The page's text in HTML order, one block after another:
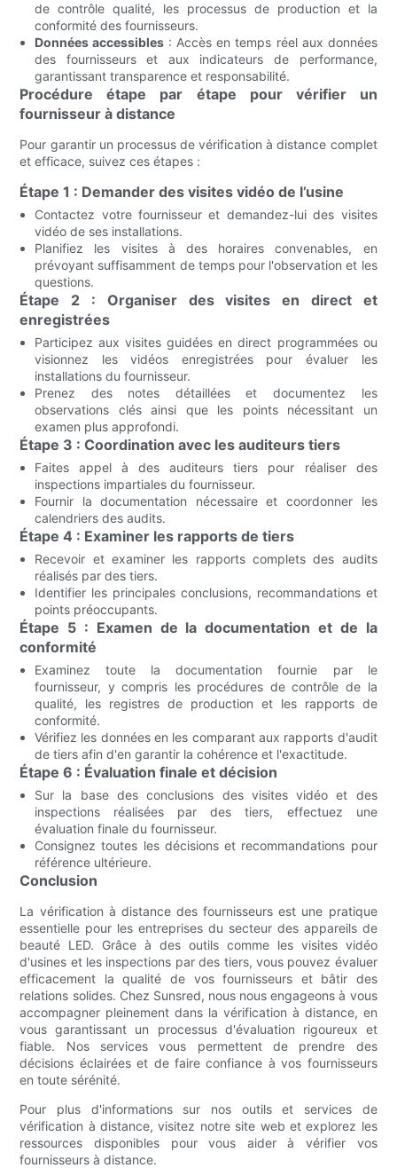
de contrôle qualité, les processus de production et la
conformité des fournisseurs.
Données accessibles : Accès en temps réel aux données
des fournisseurs et aux indicateurs de performance,
garantissant transparence et responsabilité.
Procédure étape par étape pour vérifier un
fournisseur à distance
Pour garantir un processus de vérification à distance complet
et efficace, suivez ces étapes :
Étape 1 : Demander des visites vidéo de l’usine
Contactez votre fournisseur et demandez-lui des visites
vidéo de ses installations.
Planifiez les visites à des horaires convenables, en
prévoyant suffisamment de temps pour l'observation et les
questions.
Étape 2 : Organiser des visites en direct et
enregistrées
Participez aux visites guidées en direct programmées ou
visionnez les vidéos enregistrées pour évaluer les
installations du fournisseur.
Prenez des notes détaillées et documentez les
observations clés ainsi que les points nécessitant un
examen plus approfondi.
Étape 3 : Coordination avec les auditeurs tiers
Faites appel à des auditeurs tiers pour réaliser des
inspections impartiales du fournisseur.
Fournir la documentation nécessaire et coordonner les
calendriers des audits.
Étape 4 : Examiner les rapports de tiers
Recevoir et examiner les rapports complets des audits
réalisés par des tiers.
Identifier les principales conclusions, recommandations et
points préoccupants.
Étape 5 : Examen de la documentation et de la
conformité
Examinez toute la documentation fournie par le
fournisseur, y compris les procédures de contrôle de la
qualité, les registres de production et les rapports de
conformité.
Vérifiez les données en les comparant aux rapports d'audit
de tiers afin d'en garantir la cohérence et l'exactitude.
Étape 6 : Évaluation finale et décision
Sur la base des conclusions des visites vidéo et des
inspections réalisées par des tiers, effectuez une
évaluation finale du fournisseur.
Consignez toutes les décisions et recommandations pour
référence ultérieure.
Conclusion
La vérification à distance des fournisseurs est une pratique
essentielle pour les entreprises du secteur des appareils de
beauté LED. Grâce à des outils comme les visites vidéo
d'usines et les inspections par des tiers, vous pouvez évaluer
efficacement la qualité de vos fournisseurs et bâtir des
relations solides. Chez Sunsred, nous nous engageons à vous
accompagner pleinement dans la vérification à distance, en
vous garantissant un processus d'évaluation rigoureux et
fiable. Nos services vous permettent de prendre des
décisions éclairées et de faire confiance à vos fournisseurs
en toute sérénité.
Pour plus d'informations sur nos outils et services de
vérification à distance, visitez notre site web et explorez les
ressources disponibles pour vous aider à vérifier vos
fournisseurs à distance.